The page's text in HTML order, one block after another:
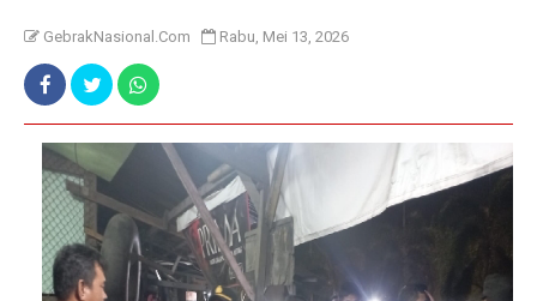
GebrakNasional.Com Rabu, Mei 13, 2026